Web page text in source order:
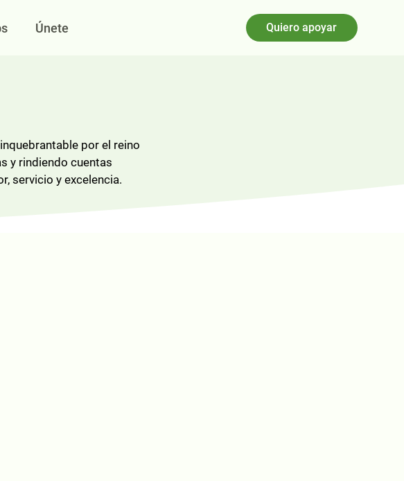
Quiero apoyar
Únete
por el reino
y rindiendo cuentas
servicio y excelencia.